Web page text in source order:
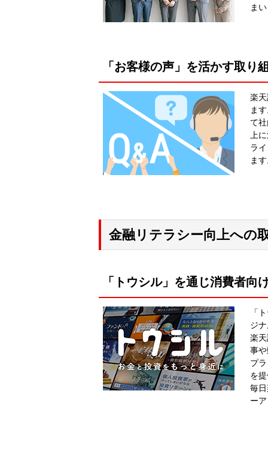
ま
「お客様の声」を活かす取り
楽
ま
て
上
ラ
ま
金融リテラシー向上への
「トウシル」を通じ消費者向
「
ジ
楽
事
プ
を
毎
ー